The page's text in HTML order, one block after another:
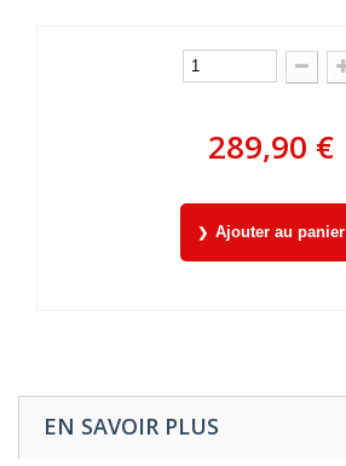
289,90 €
Ajouter au panier
EN SAVOIR PLUS